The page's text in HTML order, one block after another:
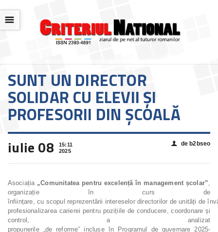
☰
SUNT UN DIRECTOR
SOLIDAR CU ELEVII ȘI
PROFESORII DIN ȘCOALĂ
iulie 08
15:11
2025
👤 de b2bseo
Asociația „Comunitatea pentru excelență în management școlar”,
organizație în curs de
înființare, cu scopul reprezentării intereselor directorilor de unități de
profesionalizarea carierei pentru pozițiile de conducere, coordonare și
control, a analizat
propunerile „de reforme” incluse în Programul de guvernare 2025-